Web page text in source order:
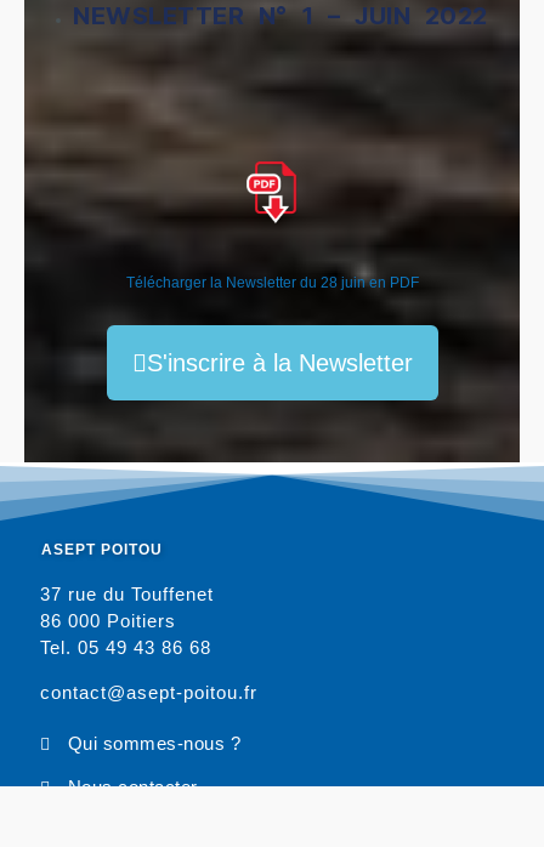
NEWSLETTER N° 1 – JUIN 2022
Télécharger la Newsletter du 28 juin en PDF
S'inscrire à la Newsletter
ASEPT POITOU
37 rue du Touffenet
86 000 Poitiers
Tel. 05 49 43 86 68
contact@asept-poitou.fr
Qui sommes-nous ?
Nous contacter